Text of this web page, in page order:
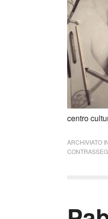
centro
ARCHIVIATO